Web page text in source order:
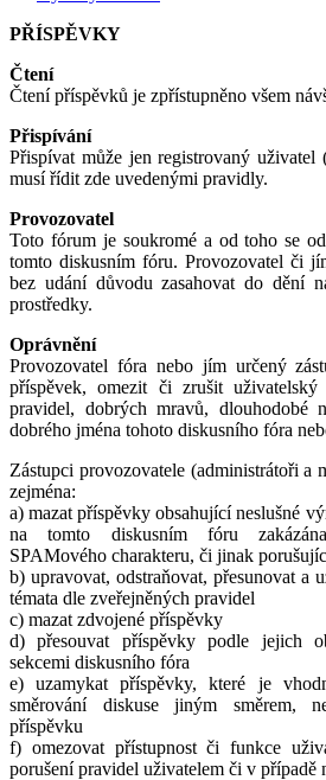
PŘÍSPĚVKY
Čtení
Čtení příspěvků je zpřístupněno všem
Přispívání
Přispívat může jen registrovaný uživatel
musí řídit zde uvedenými pravidly.
Provozovatel
Toto fórum je soukromé a od toho se
tomto diskusním fóru. Provozovatel či
bez udání důvodu zasahovat do dění
prostředky.
Oprávnění
Provozovatel fóra nebo jím určený
příspěvek, omezit či zrušit
pravidel, dobrých mravů, dlouhodobé
dobrého jména tohoto diskusního fóra
Zástupci provozovatele (administrátoři a
zejména:
a) mazat příspěvky obsahující neslušné
na tomto diskusním fóru
SPAMového charakteru, či jinak
b) upravovat, odstraňovat, přesunovat a
témata dle zveřejněných pravidel
c) mazat zdvojené příspěvky
d) přesouvat příspěvky podle jejich
sekcemi diskusního fóra
e) uzamykat příspěvky, které je
směrování diskuse jiným směrem,
příspěvku
f) omezovat přístupnost či funkce
porušení pravidel uživatelem či v případě